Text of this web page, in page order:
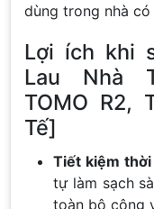
dùng trong nhà
Lợi ích khi
Lau Nhà
TOMO R2,
Tế]
Tiết kiệm
tự làm sạch
toàn bộ công